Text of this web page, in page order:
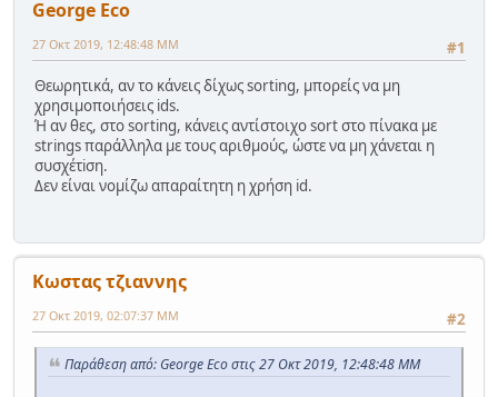
George Eco
#1
27 Οκτ 2019, 12:48:48 ΜΜ
Θεωρητικά, αν το κάνεις δίχως sorting, μπορείς να μη
χρησιμοποιήσεις ids.
Ή αν θες, στο sorting, κάνεις αντίστοιχο sort στο πίνακα με
strings παράλληλα με τους αριθμούς, ώστε να μη χάνεται η
συσχέτiση.
Δεν είναι νομίζω απαραίτητη η χρήση id.
Κωστας τζιαννης
#2
27 Οκτ 2019, 02:07:37 ΜΜ
Παράθεση από: George Eco στις 27 Οκτ 2019, 12:48:48 ΜΜ